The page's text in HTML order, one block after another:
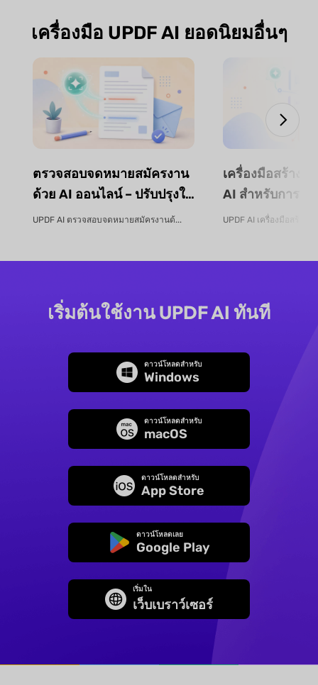
เครื่องมือ UPDF AI ยอดนิยมอื่นๆ
ตรวจสอบจดหมายสมัครงาน
ด้วย AI ออนไลน์ – ปรับปรุงใบ
สมัครงานของคุณ | UPDF AI
UPDF AI ตรวจสอบจดหมายสมัครงานด้...
เครื่องมือสร้างห
AI สำหรับการว
การออกแบบหลั
UPDF AI เครื่องมือสร้างห
เริ่มต้นใช้งาน UPDF AI ทันที
ดาวน์โหลดสำหรับ
Windows
ดาวน์โหลดสำหรับ
macOS
ดาวน์โหลดสำหรับ
App Store
ดาวน์โหลดเลย
Google Play
เริ่มใน
เว็บเบราว์เซอร์